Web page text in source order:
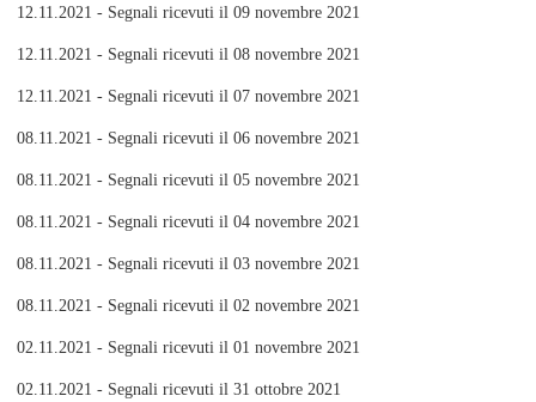
12.11.2021 - Segnali ricevuti il 09 novembre 2021
12.11.2021 - Segnali ricevuti il 08 novembre 2021
12.11.2021 - Segnali ricevuti il 07 novembre 2021
08.11.2021 - Segnali ricevuti il 06 novembre 2021
08.11.2021 - Segnali ricevuti il 05 novembre 2021
08.11.2021 - Segnali ricevuti il 04 novembre 2021
08.11.2021 - Segnali ricevuti il 03 novembre 2021
08.11.2021 - Segnali ricevuti il 02 novembre 2021
02.11.2021 - Segnali ricevuti il 01 novembre 2021
02.11.2021 - Segnali ricevuti il 31 ottobre 2021